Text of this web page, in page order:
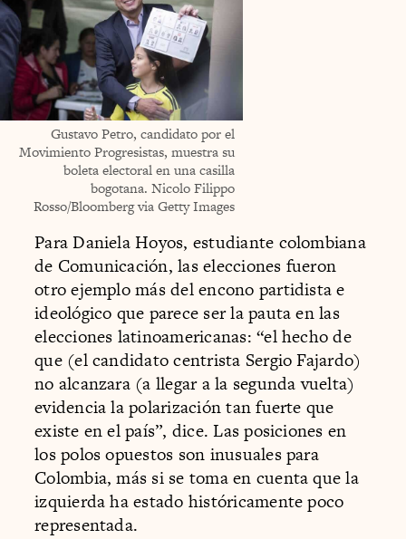
Gustavo Petro, candidato por el
Movimiento Progresistas, muestra su
boleta electoral en una casilla
bogotana. Nicolo Filippo
Rosso/Bloomberg via Getty Images
Para Daniela Hoyos, estudiante colombiana
de Comunicación, las elecciones fueron
otro ejemplo más del encono partidista e
ideológico que parece ser la pauta en las
elecciones latinoamericanas: “el hecho de
que (el candidato centrista Sergio Fajardo)
no alcanzara (a llegar a la segunda vuelta)
evidencia la polarización tan fuerte que
existe en el país”, dice. Las posiciones en
los polos opuestos son inusuales para
Colombia, más si se toma en cuenta que la
izquierda ha estado históricamente poco
representada.